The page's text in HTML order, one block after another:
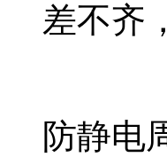
差不齐
防静电